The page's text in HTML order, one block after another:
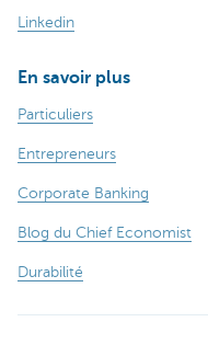
Linkedin
En savoir plus
Particuliers
Entrepreneurs
Corporate Banking
Blog du Chief Economist
Durabilité